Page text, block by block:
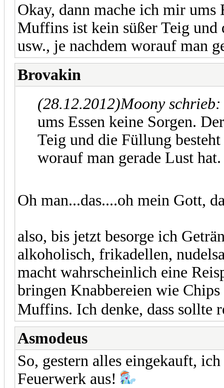
Okay, dann mache ich mir ums
Muffins ist kein süßer Teig und
usw., je nachdem worauf man
Brovakin
(28.12.2012)Moony
ums Essen keine Sorgen.
Teig und die Füllung
worauf man gerade Lust hat.
Oh man...das....oh mein Gott,
also, bis jetzt besorge ich
alkoholisch, frikadellen,
macht wahrscheinlich eine
bringen Knabbereien wie
Muffins. Ich denke, dass sollte
Asmodeus
So, gestern alles eingekauft,
Feuerwerk aus!